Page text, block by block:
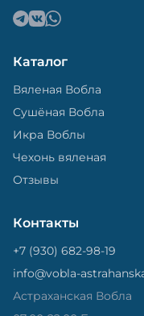
Каталог
Вяленая Вобла
Сушёная Вобла
Икра Воблы
Чехонь вяленая
Отзывы
Контакты
+7 (930) 682-98-19
info@vobla-
Астраханская Вобла